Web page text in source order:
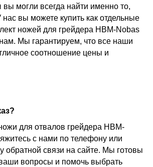
вы могли всегда найти именно то,
вы можете купить как отдельные
ножей для грейдера HBM-Nobas
Мы гарантируем, что все наши
соотношение цены и
для отвалов грейдера HBM-
с нами по телефону или
обратной связи на сайте. Мы готовы
вопросы и помочь выбрать